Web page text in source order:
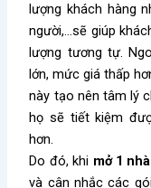
lượng khách hàng
người,…sẽ giúp
lượng tương tự.
lớn, mức giá thấp
này tạo nên tâm lý
họ sẽ tiết kiệm
hơn.
Do đó, khi mở 1
và cân nhắc các